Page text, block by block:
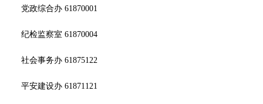
党政综合办 61870001
纪检监察室 61870004
社会事务办 61875122
平安建设办 61871121